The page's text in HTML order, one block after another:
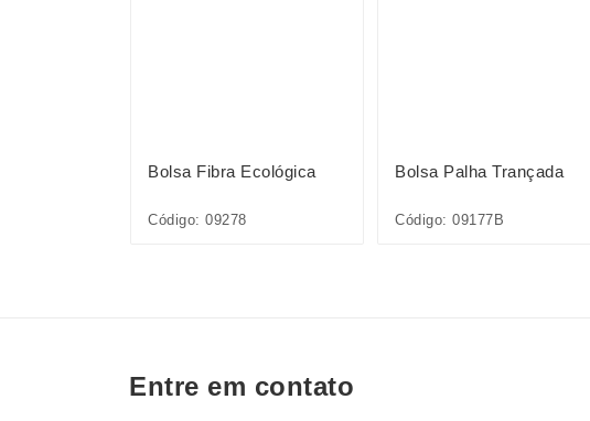
Bolsa Fibra Ecológica
Código: 09278
Bolsa Palha Trançada
Código: 09177B
Entre em contato